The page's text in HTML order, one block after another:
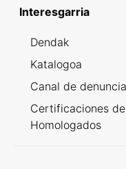
Interesgarria
Dendak
Katalogoa
Canal de
Certificaciones
Homologados